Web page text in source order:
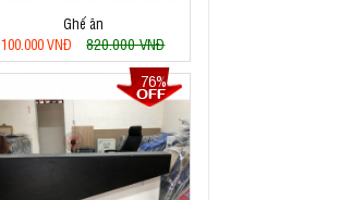
Ghế ăn
100.000 VNĐ
820.000 VNĐ
76%